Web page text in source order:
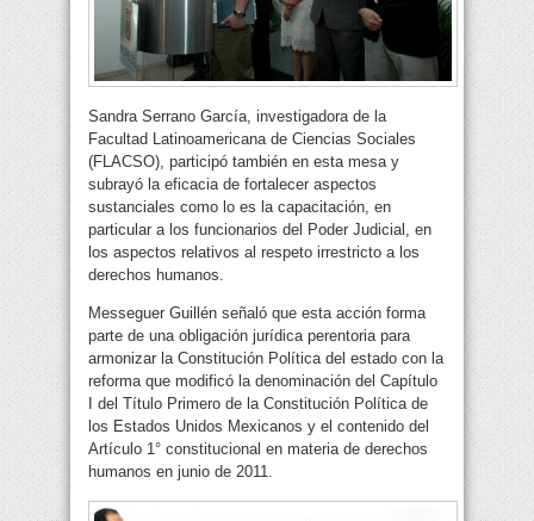
Sandra Serrano García, investigadora de la
Facultad Latinoamericana de Ciencias Sociales
(FLACSO), participó también en esta mesa y
subrayó la eficacia de fortalecer aspectos
sustanciales como lo es la capacitación, en
particular a los funcionarios del Poder Judicial, en
los aspectos relativos al respeto irrestricto a los
derechos humanos.
Messeguer Guillén señaló que esta acción forma
parte de una obligación jurídica perentoria para
armonizar la Constitución Política del estado con la
reforma que modificó la denominación del Capítulo
I del Título Primero de la Constitución Política de
los Estados Unidos Mexicanos y el contenido del
Artículo 1° constitucional en materia de derechos
humanos en junio de 2011.